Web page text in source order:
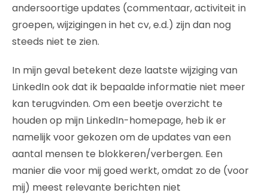
andersoortige updates (commentaar, activiteit in
groepen, wijzigingen in het cv, e.d.) zijn dan nog
steeds niet te zien.
In mijn geval betekent deze laatste wijziging van
LinkedIn ook dat ik bepaalde informatie niet meer
kan terugvinden. Om een beetje overzicht te
houden op mijn LinkedIn-homepage, heb ik er
namelijk voor gekozen om de updates van een
aantal mensen te blokkeren/verbergen. Een
manier die voor mij goed werkt, omdat zo de (voor
mij) meest relevante berichten niet